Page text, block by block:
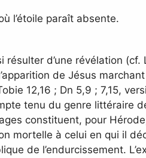
l’étoile paraît absente.
d’une révélation (cf.
de Jésus
12,16 ; Dn 5,9 ; 7,15,
tenu du genre littéraire
constituent, pour
mortelle à celui en qui il
de l’endurcissement.